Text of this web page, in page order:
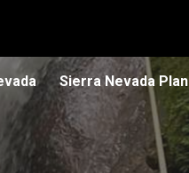
Sierra Nevada Plan